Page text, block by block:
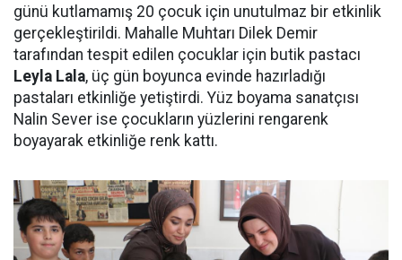
günü kutlamamış 20 çocuk için unutulmaz bir etkinlik
gerçekleştirildi. Mahalle Muhtarı Dilek Demir
tarafından tespit edilen çocuklar için butik pastacı
Leyla Lala, üç gün boyunca evinde hazırladığı
pastaları etkinliğe yetiştirdi. Yüz boyama sanatçısı
Nalin Sever ise çocukların yüzlerini rengarenk
boyayarak etkinliğe renk kattı.